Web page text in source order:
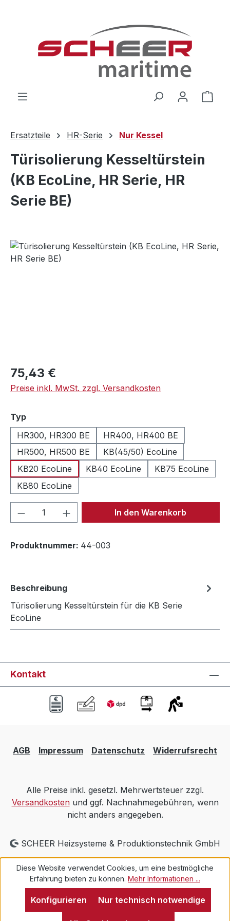
Ersatzteile HR-Serie Nur Kessel
Türisolierung Kesseltürstein
(KB EcoLine, HR Serie, HR
Serie BE)
Bildergalerie überspringen
Regulärer Preis:
75,43 €
Preise inkl. MwSt. zzgl. Versandkosten
Typauswählen
HR300, HR300 BE
HR400, HR400 BE
HR500, HR500 BE
KB(45/50) EcoLine
KB20 EcoLine
KB40 EcoLine
KB75 EcoLine
KB80 EcoLine
Produkt Anzahl: Gib denIn den Warenkorb
Produktnummer: 44-003
Beschreibung
Türisolierung Kesseltürstein für die KB Serie
EcoLine
Kontakt
AGB Impressum Datenschutz Widerrufsrecht
Alle Preise inkl. gesetzl. Mehrwertsteuer zzgl.
Versandkostenund ggf. Nachnahmegebühren, wenn
nicht anders angegeben.
SCHEER Heizsysteme & Produktionstechnik GmbH
Diese Website verwendet Cookies, um eine bestmögliche
Erfahrung bieten zu können. Mehr Informationen ...
Nur technisch notwendige
Konfigurieren